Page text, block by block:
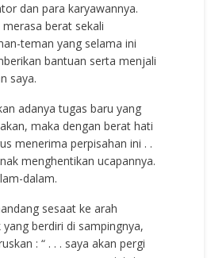
dan para karyawannya.
merasa berat sekali
teman yang selama ini
bantuan serta menjali
saya.
adanya tugas baru yang
maka dengan berat hati
menerima perpisahan ini . .
menghentikan ucapannya.
dalam.
sesaat ke arah
berdiri di sampingnya,
: “ . . . saya akan pergi